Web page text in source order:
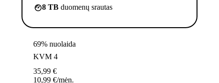
8 TB duomenų srautas
69% nuolaida
KVM 4
35,99 €
10,99 €/mėn.